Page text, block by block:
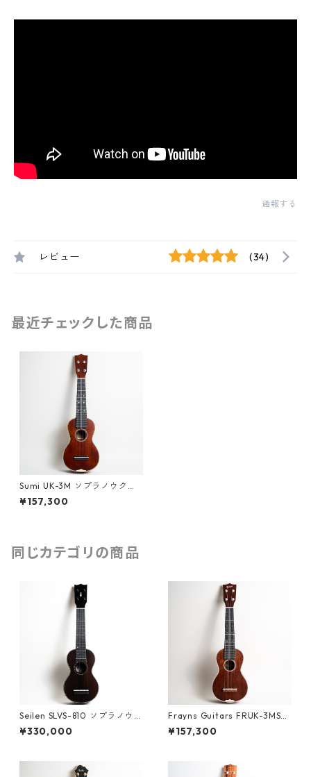
通報する
レビュー (34)
最近チェックした商品
Sumi UK-3M ソプラノウクレ
レ #251494
¥157,300
同じカテゴリの商品
Seilen SLVS-810 ソプラノウク
レレ #2026
¥330,000
Frayns Guitars FRUK-3MS
ソプラノウクレレ #2500094
¥157,300